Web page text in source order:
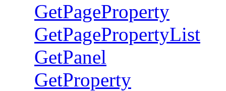
GetPageProperty
GetPagePropertyList
GetPanel
GetProperty